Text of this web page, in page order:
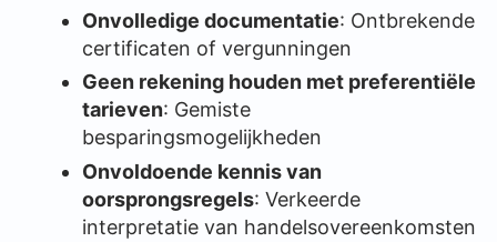
Onvolledige documentatie: Ontbrekende
certificaten of vergunningen
Geen rekening houden met preferentiële
tarieven: Gemiste
besparingsmogelijkheden
Onvoldoende kennis van
oorsprongsregels: Verkeerde
interpretatie van handelsovereenkomsten